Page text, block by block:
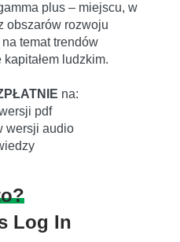
plus – miejscu, w
obszarów rozwoju
temat trendów
ludzkim.
na:
pdf
wersji audio
Log In